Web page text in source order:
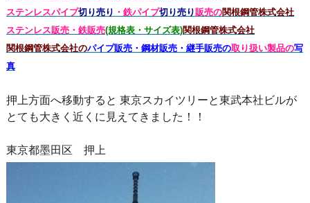
ステンレスパイプ切り売り ・鉄パイプ切り売り 販売の関根鋼管株式会社
ステンレス販売・鉄販売(規格表・サイズ表)関根鋼管株式会社
関根鋼管株式会社のパイプ販売・鋼材販売・継手販売の取り扱い製品の写
真
押上方面へ移動すると 東京スカイツリーと東武本社ビルが
とても大きく近くに見えてきました！！
東京都墨田区 押上